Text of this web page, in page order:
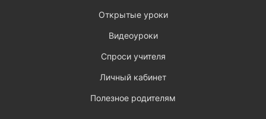
Открытые уроки
Видеоуроки
Спроси учителя
Личный кабинет
Полезное родителям